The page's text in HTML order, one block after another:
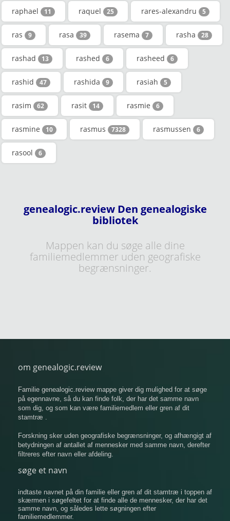
raphael 11 raquel 25 rares-alexandru 5
ras 9 rasa 39 rasema 7 rasha 28
rashad 13 rashed 6 rasheed 6
rashid 47 rashida 9 rasiah 5
rasim 62 rasit 14 rasmie 6
rasmine 10 rasmus 7328 rasmussen 6
rasool 6
genealogic.review Den genealogiske
bibliotek
Mappen kan du søge alle dine
familiemedlemmer uden geografiske
begrænsninger.
om genealogic.review
Familie genealogic.review mappe giver dig mulighed for at søge
på egennavne, så du kan finde folk, der har det samme navn
som dig, og som kan være familiemedlem eller gren af ​​dit
stamtræ .
Forskning sker uden geografiske begrænsninger, og afhængigt af
betydningen af ​​antallet af mennesker med samme navn, derefter
filtreres efter navn eller afdeling.
søge et navn
indtaste navnet på din familie eller gren af ​​dit stamtræ i toppen af
​​skærmen i søgefeltet for at finde alle de mennesker, der har det
samme navn, og således lette søgningen efter
familiemedlemmer.